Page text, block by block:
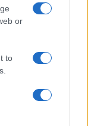
or
to
társai más
a múzeum